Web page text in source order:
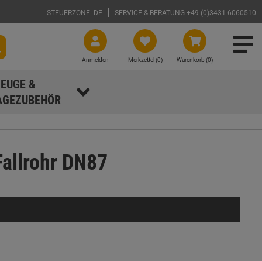
STEUERZONE: DE SERVICE & BERATUNG +49 (0)3431 6060510
Warenkorb (0)
Merkzettel (0)
Anmelden
&
DN87